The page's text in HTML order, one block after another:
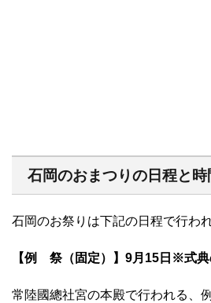
石岡のおまつりの日程と時
石岡のお祭りは下記の日程で行わ
【例 祭（固定）】9月15日※式典
常陸國總社宮の本殿で行われる、